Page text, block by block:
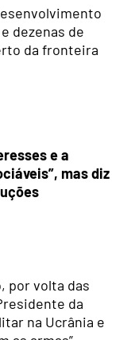
dezenas de
da fronteira
e a
mas diz
por volta das
da
na Ucrânia e